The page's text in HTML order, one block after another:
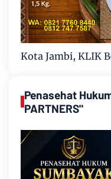
Kota Jambi, KLIK
Penasehat
PARTNERS"